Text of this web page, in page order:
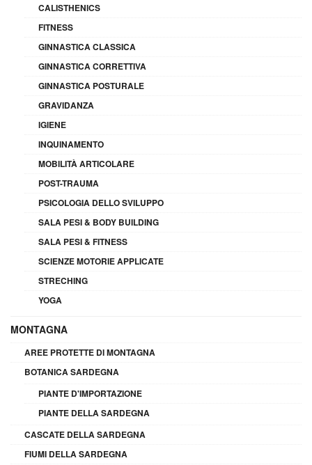
CALISTHENICS
FITNESS
GINNASTICA CLASSICA
GINNASTICA CORRETTIVA
GINNASTICA POSTURALE
GRAVIDANZA
IGIENE
INQUINAMENTO
MOBILITÀ ARTICOLARE
POST-TRAUMA
PSICOLOGIA DELLO SVILUPPO
SALA PESI & BODY BUILDING
SALA PESI & FITNESS
SCIENZE MOTORIE APPLICATE
STRECHING
YOGA
MONTAGNA
AREE PROTETTE DI MONTAGNA
BOTANICA SARDEGNA
PIANTE D'IMPORTAZIONE
PIANTE DELLA SARDEGNA
CASCATE DELLA SARDEGNA
FIUMI DELLA SARDEGNA